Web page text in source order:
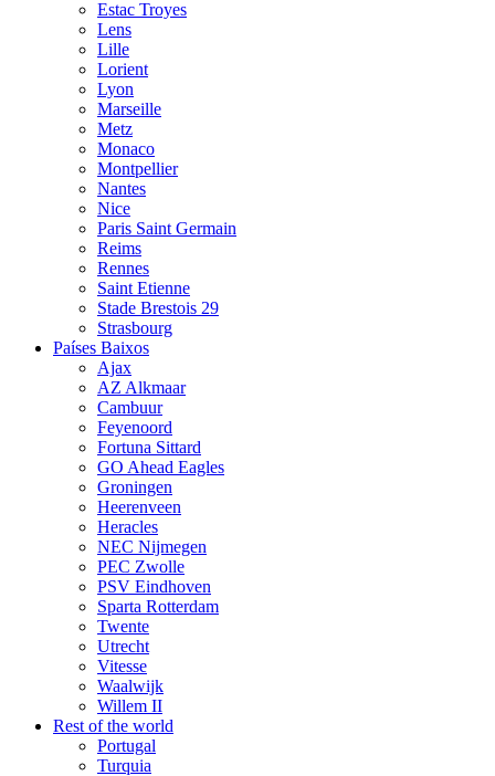
Estac Troyes
Lens
Lille
Lorient
Lyon
Marseille
Metz
Monaco
Montpellier
Nantes
Nice
Paris Saint Germain
Reims
Rennes
Saint Etienne
Stade Brestois 29
Strasbourg
Países Baixos
Ajax
AZ Alkmaar
Cambuur
Feyenoord
Fortuna Sittard
GO Ahead Eagles
Groningen
Heerenveen
Heracles
NEC Nijmegen
PEC Zwolle
PSV Eindhoven
Sparta Rotterdam
Twente
Utrecht
Vitesse
Waalwijk
Willem II
Rest of the world
Portugal
Turquia